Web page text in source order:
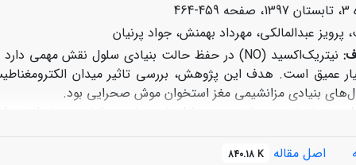
459-464
پرویز عبدالمالکی، مهرداد بهمنش، جواد پرنیان
نیتریک‌اکسید (NO)در حفظ حالت بنیادی سلول نقش مهمی دارد و
عمیق است. هدف این پژوهش، بررسی تاثیر میدان
بنیادی مزانشیمی مغز استخوان موش صحرایی بود.
و پایین (۱۰میکرومولار
Deta-NO
بدون تیمار (کنترل) مقایسه شد. درصد زنده‌زمانی سلول‌ها با
اصل مقاله 840.18 K